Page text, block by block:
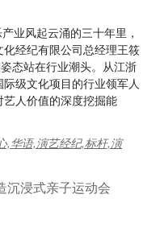
业风起云涌的三十年里，
经纪有限公司总经理王筱
姿态站在行业潮头。从江浙
级文化项目的行业领军人
人价值的深度挖掘能
,华语,演艺经纪,标杆,演